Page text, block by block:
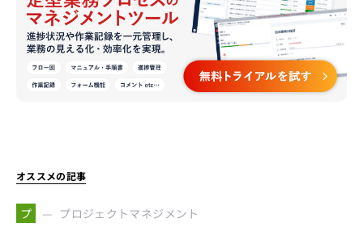
オススメの記事
プ プロジェクトマネジメント